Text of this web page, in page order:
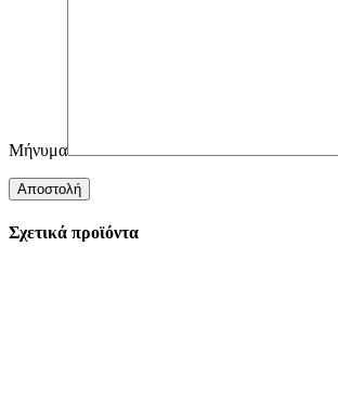
Μήνυμα
Σχετικά προϊόντα